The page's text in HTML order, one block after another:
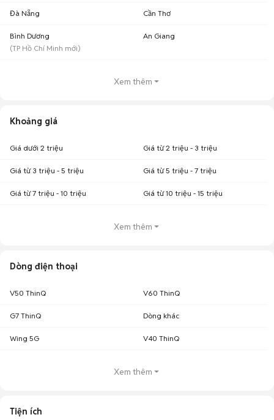
Đà Nẵng Cần Thơ
Bình Dương
(TP Hồ Chí Minh mới)
An Giang
Xem thêm
Khoảng giá
Giá dưới 2 triệu Giá từ 2 triệu - 3 triệu
Giá từ 3 triệu - 5 triệu Giá từ 5 triệu - 7 triệu
Giá từ 7 triệu - 10 triệu Giá từ 10 triệu - 15 triệu
Xem thêm
Dòng điện thoại
V50 ThinQ V60 ThinQ
G7 ThinQ Dòng khác
Wing 5G V40 ThinQ
Xem thêm
Tiện ích